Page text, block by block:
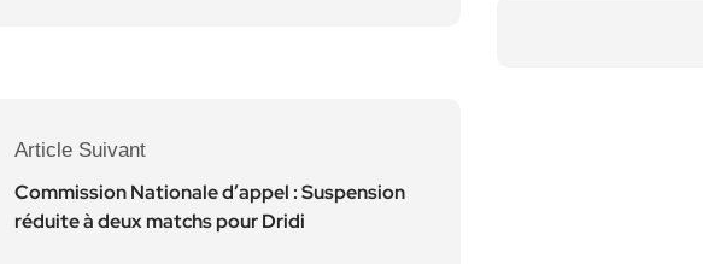
Article Suivant
Commission Nationale d’appel : Suspension
réduite à deux matchs pour Dridi